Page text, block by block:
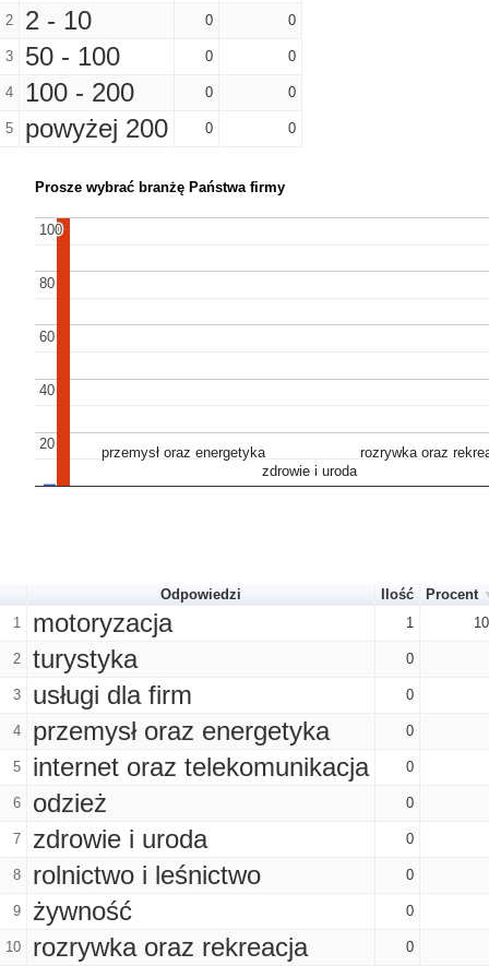
2 2 - 10 0 0
3 50 - 100 0 0
4 100 - 200 0 0
5 powyżej 200 0 0
Prosze wybrać branżę Państwa firmy
przemysł oraz energetyka
przemysł oraz energetyka
zdrowie i uroda
zdrowie i uroda
rozrywka oraz
rozrywka oraz
20
20
40
40
60
60
80
80
100
100
Odpowiedzi Ilość
Procent
1
motoryzacja 1
2 turystyka 0
3 usługi dla firm 0
4 przemysł oraz energetyka 0
5 internet oraz telekomunikacja 0
6 odzież 0
7 zdrowie i uroda 0
8 rolnictwo i leśnictwo 0
9 żywność 0
10 rozrywka oraz rekreacja 0